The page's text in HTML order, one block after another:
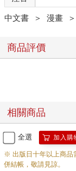
中文書 ＞ 漫畫 ＞
商品評價
相關商品
全選 加入購
※ 出版日十年以上商品
併結帳，敬請見諒。